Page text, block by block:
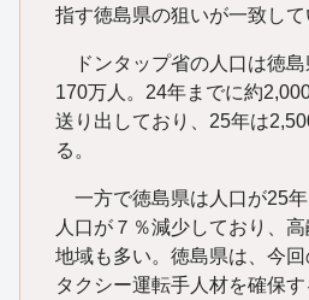
指す徳島県の狙いが一致して
ドンタップ省の人口は徳島
170万人。24年までに約
送り出しており、25年は
る。
一方で徳島県は人口が25
人口が７％減少しており、
地域も多い。徳島県は、今
タクシー運転手人材を確保